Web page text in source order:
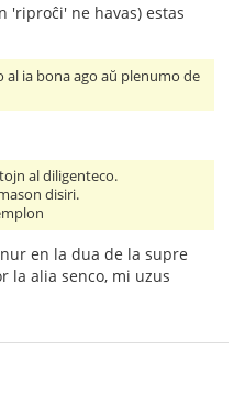
'riproĉi' ne havas) estas
ia bona ago aŭ plenumo de
al diligenteco.
disiri.
en la dua de la supre
la alia senco, mi uzus